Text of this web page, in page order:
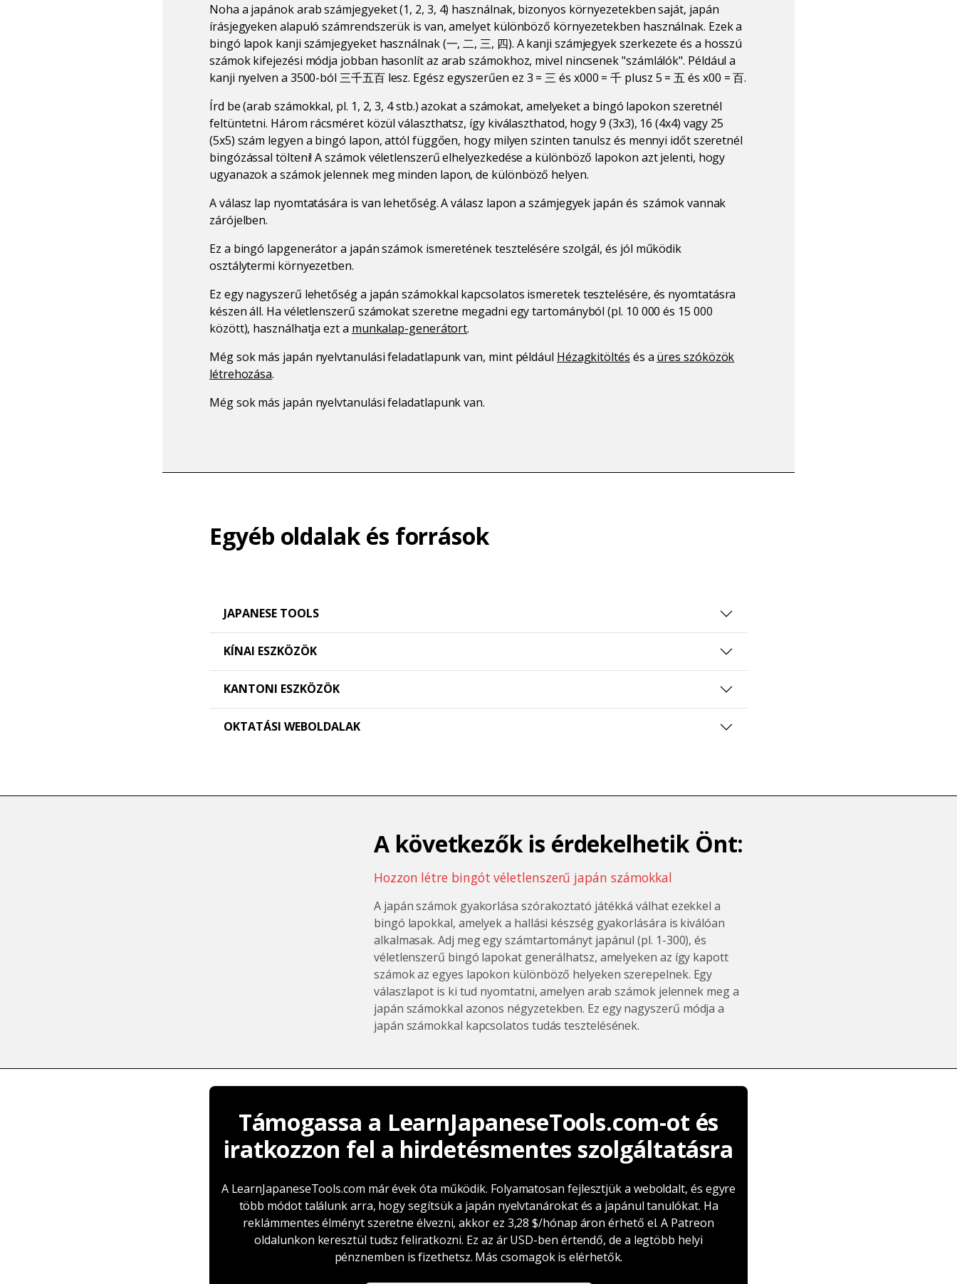
Noha a japánok arab számjegyeket (1, 2, 3, 4) használnak, bizonyos környezetekben saját, japán
írásjegyeken alapuló számrendszerük is van, amelyet különböző környezetekben használnak. Ezek a
bingó lapok kanji számjegyeket használnak (一, 二, 三, 四). A kanji számjegyek szerkezete és a hosszú
számok kifejezési módja jobban hasonlít az arab számokhoz, mivel nincsenek "számlálók". Például a
kanji nyelven a 3500-ból 三千五百 lesz. Egész egyszerűen ez 3 = 三 és x000 = 千 plusz 5 = 五 és x00 = 百.
Írd be (arab számokkal, pl. 1, 2, 3, 4 stb.) azokat a számokat, amelyeket a bingó lapokon szeretnél
feltüntetni. Három rácsméret közül választhatsz, így kiválaszthatod, hogy 9 (3x3), 16 (4x4) vagy 25
(5x5) szám legyen a bingó lapon, attól függően, hogy milyen szinten tanulsz és mennyi időt szeretnél
bingózással tölteni! A számok véletlenszerű elhelyezkedése a különböző lapokon azt jelenti, hogy
ugyanazok a számok jelennek meg minden lapon, de különböző helyen.
A válasz lap nyomtatására is van lehetőség. A válasz lapon a számjegyek japán és számok vannak
zárójelben.
Ez a bingó lapgenerátor a japán számok ismeretének tesztelésére szolgál, és jól működik
osztálytermi környezetben.
Ez egy nagyszerű lehetőség a japán számokkal kapcsolatos ismeretek tesztelésére, és nyomtatásra
készen áll. Ha véletlenszerű számokat szeretne megadni egy tartományból (pl. 10 000 és 15 000
között), használhatja ezt a munkalap-generátort.
Még sok más japán nyelvtanulási feladatlapunk van, mint például Hézagkitöltés és a üres szóközök
létrehozása.
Még sok más japán nyelvtanulási feladatlapunk van.
Egyéb oldalak és források
JAPANESE TOOLS
KÍNAI ESZKÖZÖK
KANTONI ESZKÖZÖK
OKTATÁSI WEBOLDALAK
A következők is érdekelhetik Önt:
Hozzon létre bingót véletlenszerű japán számokkal
A japán számok gyakorlása szórakoztató játékká válhat ezekkel a
bingó lapokkal, amelyek a hallási készség gyakorlására is kiválóan
alkalmasak. Adj meg egy számtartományt japánul (pl. 1-300), és
véletlenszerű bingó lapokat generálhatsz, amelyeken az így kapott
számok az egyes lapokon különböző helyeken szerepelnek. Egy
válaszlapot is ki tud nyomtatni, amelyen arab számok jelennek meg a
japán számokkal azonos négyzetekben. Ez egy nagyszerű módja a
japán számokkal kapcsolatos tudás tesztelésének.
Támogassa a LearnJapaneseTools.com-ot és
iratkozzon fel a hirdetésmentes szolgáltatásra
A LearnJapaneseTools.com már évek óta működik. Folyamatosan fejlesztjük a weboldalt, és egyre
több módot találunk arra, hogy segítsük a japán nyelvtanárokat és a japánul tanulókat. Ha
reklámmentes élményt szeretne élvezni, akkor ez 3,28 $/hónap áron érhető el. A Patreon
oldalunkon keresztül tudsz feliratkozni. Ez az ár USD-ben értendő, de a legtöbb helyi
pénznemben is fizethetsz. Más csomagok is elérhetők.